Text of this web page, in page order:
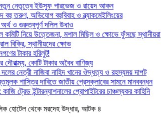
নতুন নেতৃত্বে ইউসুফ পারভেজ ও রায়েদ আকন
বহু তরুণ, অভিযোগ বহুবিবাহ ও ব্ল্যাকমেইলিংয়ের
ও গুরুত্বপূর্ণ দলিল উধাও
নিয়ে উত্তেজনা, মশাল মিছিল ও ক্ষোভে ফুঁসছে স্থানীয়রা
বিক্রি, স্থানীয়দের ক্ষোভ
টাকার হরিলুট!
কোটি টাকার অবৈধ বাণিজ্য
নেত্রী নাজিবা নাহিদ খানের ঔদ্ধত্য ও রহস্যময় দাপট
শাস্তির দাবিতে জাতীয় প্রেসক্লাবের সামনে মানববন্ধন
ট্রেড ইন্টারন্যাশনালের প্রোপাইটরের চাঞ্চল্যকর কাহিনি
হোটেল থেকে মরদেহ উদ্ধার, আটক ৪